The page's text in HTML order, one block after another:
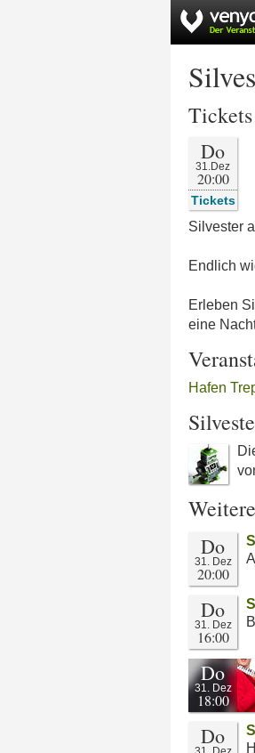
Do
31.Dez
20:00
Tickets
Silvester
Endlich
Erleben
eine
Hafen
Do
31. Dez
20:00
Do
31. Dez
16:00
Do
31. Dez
18:00
Do